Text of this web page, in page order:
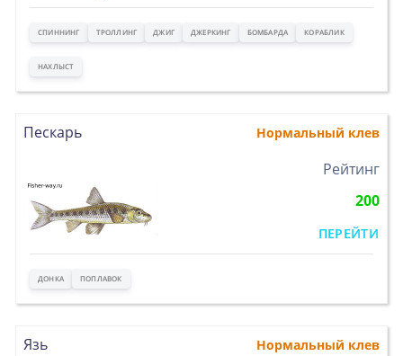
СПИННИНГ ТРОЛЛИНГ ДЖИГ ДЖЕРКИНГ БОМБАРДА КОРАБЛИК
НАХЛЫСТ
Пескарь Нормальный клев
Рейтинг
200
ПЕРЕЙТИ
ДОНКА ПОПЛАВОК
Язь Нормальный клев